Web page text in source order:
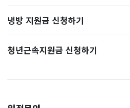
냉방 지원금 신청하기
청년근속지원금 신청하기